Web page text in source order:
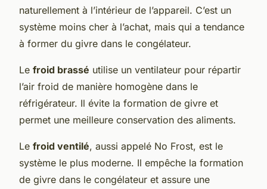
naturellement à l’intérieur de l’appareil. C’est un
système moins cher à l’achat, mais qui a tendance
à former du givre dans le congélateur.
Le froid brassé utilise un ventilateur pour répartir
l’air froid de manière homogène dans le
réfrigérateur. Il évite la formation de givre et
permet une meilleure conservation des aliments.
Le froid ventilé, aussi appelé No Frost, est le
système le plus moderne. Il empêche la formation
de givre dans le congélateur et assure une